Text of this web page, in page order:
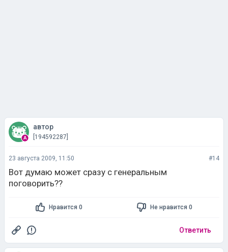
автор
[194592287]
23 августа 2009, 11:50 #14
Вот думаю может сразу с генеральным
поговорить??
Нравится 0 Не нравится 0
Ответить